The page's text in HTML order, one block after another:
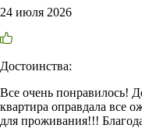
24 июля 2026
Достоинства:
Все очень понравилось!
квартира оправдала все
для проживания!!!